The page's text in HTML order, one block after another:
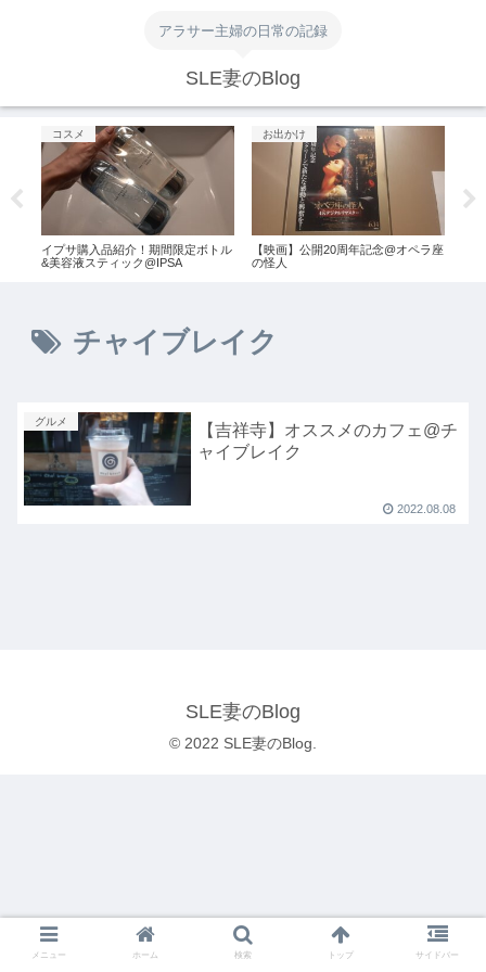
アラサー主婦の日常の記録
SLE妻のBlog
コスメ
イプサ購入品紹介！期間限定ボトル
&美容液スティック@IPSA
お出かけ
【映画】公開20周年記念@オペラ座
の怪人
チャイブレイク
グルメ
【吉祥寺】オススメのカフェ@チ
ャイブレイク
2022.08.08
SLE妻のBlog
© 2022 SLE妻のBlog.
メニュー ホーム 検索 トップ サイドバー